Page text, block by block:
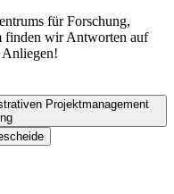
für Forschung,
finden wir Antworten auf
Anliegen!
Projektmanagement